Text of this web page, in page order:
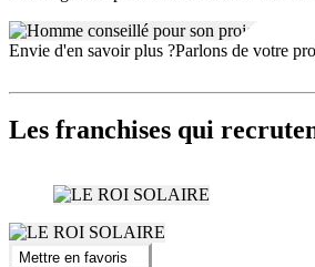
Envie d'en savoir plus ?Parlons de votre
Les franchises qui
Mettre en favoris